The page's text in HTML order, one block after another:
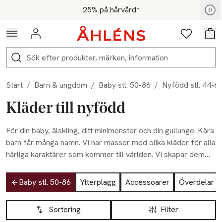
Hoppa till navigationsmenyn25% på hårvård*
För medlemmar - Shoppa nu
Logga in Favoriter
Sök
Start / Barn & ungdom / Baby stl. 50-86 / Nyfödd stl. 44-
Kläder till nyfödd
För din baby, älskling, ditt minimonster och din gullunge. Kära
barn får många namn. Vi har massor med olika kläder för alla
härliga karaktärer som kommer till världen. Vi skapar dem
material, för mjuka och sköna bebisar. Babykläder, body och
accessoarer för såväl en nyfödd som en lite större baby.
Hoppa till produktsidan
Baby stl. 50-86 Ytterplagg Accessoarer
Överdelar
Hoppa till produktsidan
Filter
Sortering
Lista över produkter